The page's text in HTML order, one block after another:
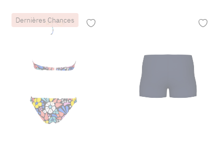
Dernières Chances